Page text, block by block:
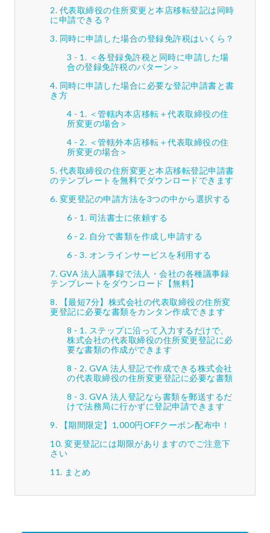
代表取締役の住所変更と本店移転登記は同時
に申請できる？
同時に申請した場合の登録免許税はいくら？
＜各登録免許税と同時に申請した場
合の登録免許税のパターン＞
同時に申請した場合に必要な登記申請書と書
き方
＜管轄内本店移転＋代表取締役の住
所変更の場合＞
＜管轄外本店移転＋代表取締役の住
所変更の場合＞
代表取締役の住所変更と本店移転登記申請書
のテンプレートを無料でダウンロードできます
変更登記の申請方法を3つの中から選択する
司法書士に依頼する
自分で書類を作成し申請する
オンラインサービスを利用する
GVA 法人議事録で法人・会社の各種議事録
テンプレートをダウンロード【無料】
【最短7分】株式会社の代表取締役の住所変
更登記に必要な書類をカンタン作成できます
ステップに沿って入力するだけで、
株式会社の代表取締役の住所変更登記に必
要な書類の作成ができます
GVA 法人登記で作成できる株式会社
の代表取締役の住所変更登記に必要な書類
GVA 法人登記なら書類を郵送するだ
けで法務局に行かずに登記申請できます
【期間限定】1,000円OFFクーポン配布中！
変更登記には期限がありますのでご注意下
さい
まとめ